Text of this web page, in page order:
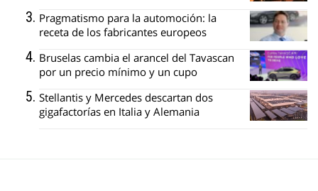
Pragmatismo para la automoción: la
receta de los fabricantes europeos
Bruselas cambia el arancel del Tavascan
por un precio mínimo y un cupo
Stellantis y Mercedes descartan dos
gigafactorías en Italia y Alemania